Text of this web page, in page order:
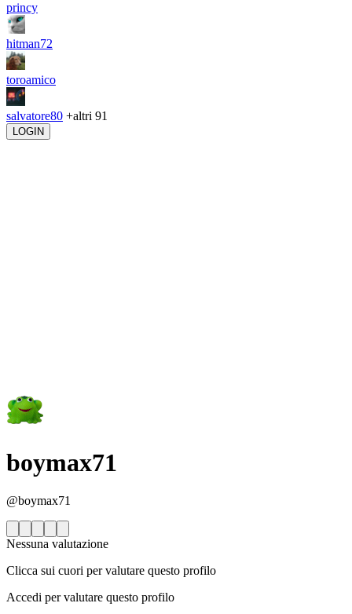
princy
hitman72
toroamico
salvatore80 +altri 91
LOGIN
boymax71
@boymax71
Nessuna valutazione
Clicca sui cuori per valutare questo profilo
Accedi per valutare questo profilo